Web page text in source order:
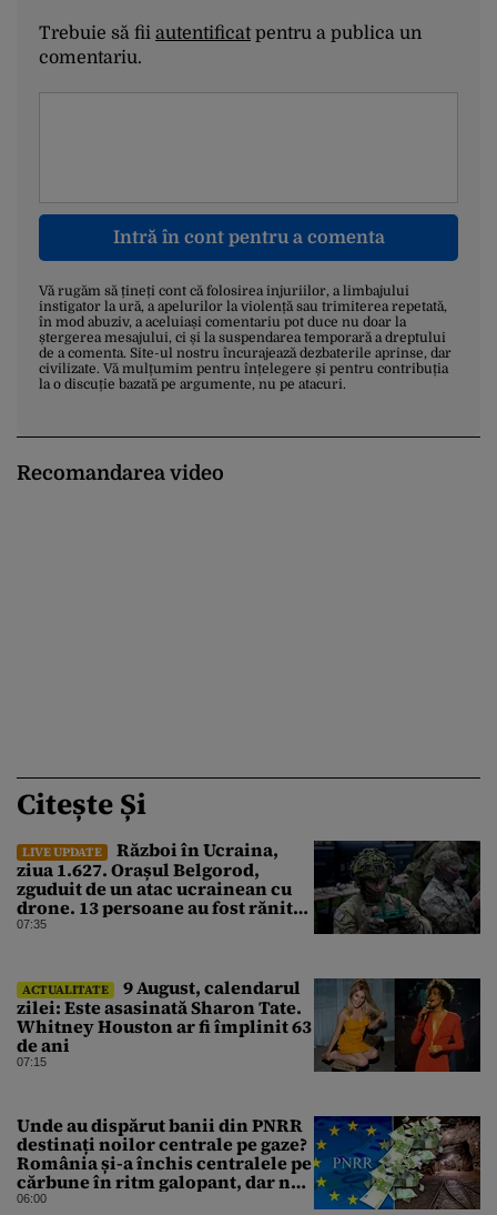
Trebuie să fii autentificatpentru a publica un
comentariu.
Intră în cont pentru a comenta
Vă rugăm să țineți cont că folosirea injuriilor, a limbajului
instigator la ură, a apelurilor la violență sau trimiterea repetată,
în mod abuziv, a aceluiași comentariu pot duce nu doar la
ștergerea mesajului, ci și la suspendarea temporară a dreptului
de a comenta. Site-ul nostru încurajează dezbaterile aprinse, dar
civilizate. Vă mulțumim pentru înțelegere și pentru contribuția
la o discuție bazată pe argumente, nu pe atacuri.
Recomandarea video
Citește Și
LIVE UPDATE
Război în Ucraina,
ziua 1.627. Orașul Belgorod,
zguduit de un atac ucrainean cu
drone. 13 persoane au fost rănite
și mai multe clădiri, incendiate
07:35
ACTUALITATE
9 August, calendarul
zilei: Este asasinată Sharon Tate.
Whitney Houston ar fi împlinit 63
de ani
07:15
Unde au dispărut banii din PNRR
destinați noilor centrale pe gaze?
România și-a închis centralele pe
cărbune în ritm galopant, dar nu
a pus nimic în loc. 20 milioane de
06:00